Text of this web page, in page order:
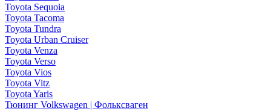
Toyota Sequoia
Toyota Tacoma
Toyota Tundra
Toyota Urban Cruiser
Toyota Venza
Toyota Verso
Toyota Vios
Toyota Vitz
Toyota Yaris
Тюнинг Volkswagen | Фольксваген